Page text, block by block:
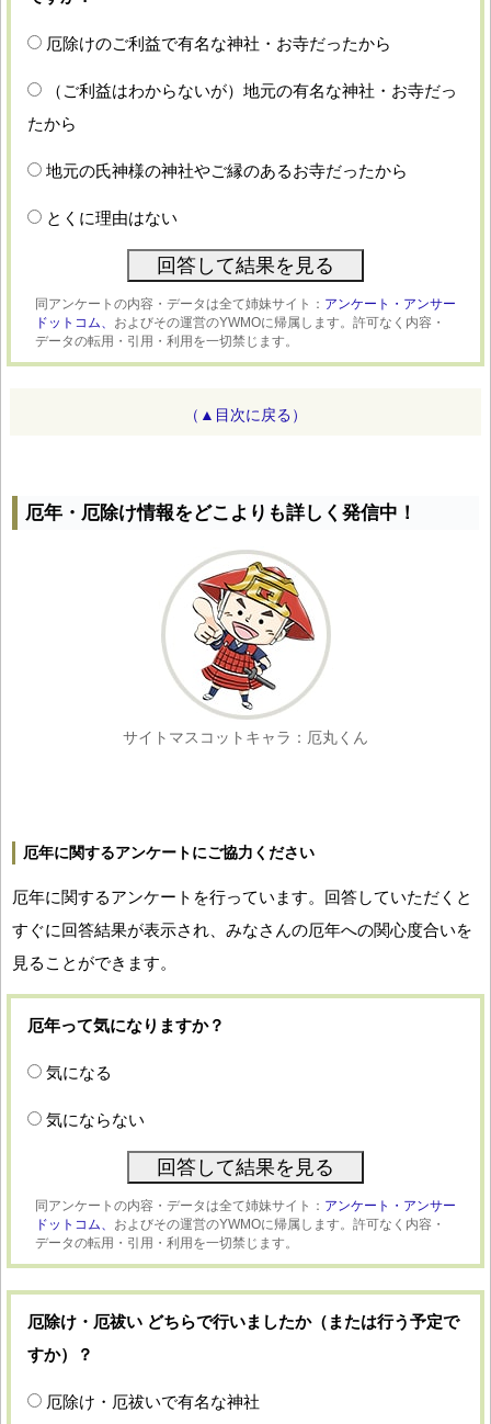
厄除けのご利益で有名な神社・お寺だったから
（ご利益はわからないが）地元の有名な神社・お寺だっ
たから
地元の氏神様の神社やご縁のあるお寺だったから
とくに理由はない
同アンケートの内容・データは全て姉妹サイト： アンケート・アンサー
ドットコム、 およびその運営のYWMOに帰属します。許可なく内容・
データの転用・引用・利用を一切禁じます。
（▲目次に戻る）
厄年・厄除け情報をどこよりも詳しく発信中！
サイトマスコットキャラ：厄丸くん
厄年に関するアンケートにご協力ください
厄年に関するアンケートを行っています。回答していただくと
すぐに回答結果が表示され、みなさんの厄年への関心度合いを
見ることができます。
厄年って気になりますか？
気になる
気にならない
同アンケートの内容・データは全て姉妹サイト： アンケート・アンサー
ドットコム、 およびその運営のYWMOに帰属します。許可なく内容・
データの転用・引用・利用を一切禁じます。
厄除け・厄祓い どちらで行いましたか（または行う予定で
すか）？
厄除け・厄祓いで有名な神社